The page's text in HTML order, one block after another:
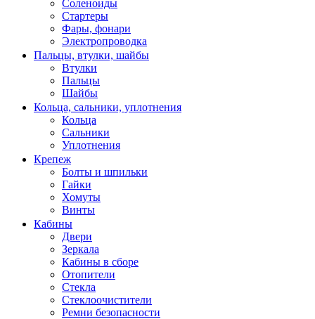
Соленоиды
Стартеры
Фары, фонари
Электропроводка
Пальцы, втулки, шайбы
Втулки
Пальцы
Шайбы
Кольца, сальники, уплотнения
Кольца
Сальники
Уплотнения
Крепеж
Болты и шпильки
Гайки
Хомуты
Винты
Кабины
Двери
Зеркала
Кабины в сборе
Отопители
Стекла
Стеклоочистители
Ремни безопасности